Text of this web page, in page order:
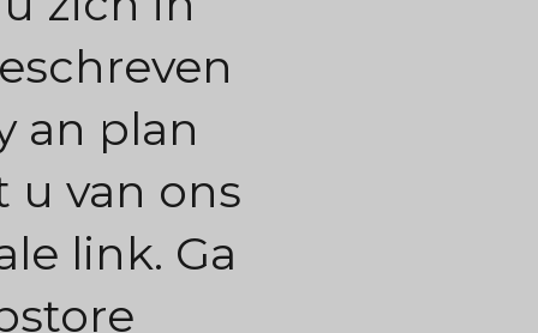
an plan
van ons
link. Ga